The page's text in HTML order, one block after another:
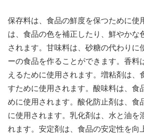
保存料は、食品の鮮度を保つために使
は、食品の色を補正したり、鮮やかな
されます。甘味料は、砂糖の代わりに
ーの食品を作ることができます。香料
えるために使用されます。増粘剤は、
すために使用されます。酸味料は、食
めに使用されます。酸化防止剤は、食
に使用されます。乳化剤は、水と油を
れます。安定剤は、食品の安定性を向